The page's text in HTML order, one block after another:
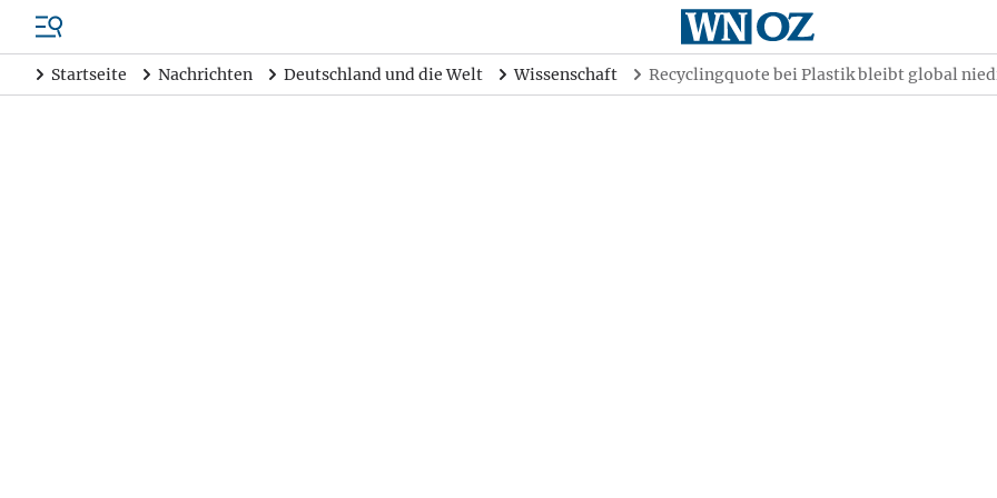
Startseite Nachrichten Deutschland und die Welt Wissenschaft Recyclingquote bei Plastik bleibt global